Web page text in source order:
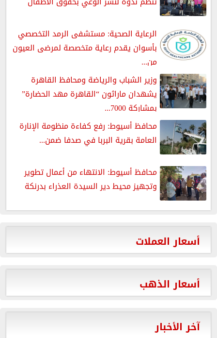
الرعاية الصحية: مستشفى الرمد التخصصي
بأسوان يقدم رعاية متخصصة لمرضى العيون
من...
وزير الشباب والرياضة ومحافظ القاهرة
يشهدان ماراثون “القاهرة مهد الحضارة”
بمشاركة 7000...
محافظ أسيوط: رفع كفاءة منظومة الإنارة
العامة بقرية البربا في صدفا ضمن...
محافظ أسيوط: الانتهاء من أعمال تطوير
وتجهيز محيط دير السيدة العذراء بدرنكة
أسعار العملات
أسعار الذهب
آخر الأخبار